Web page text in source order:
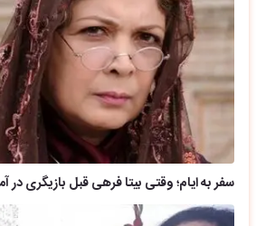
سفر به ایام؛ وقتی بیتا فرهی قبل بازیگری در